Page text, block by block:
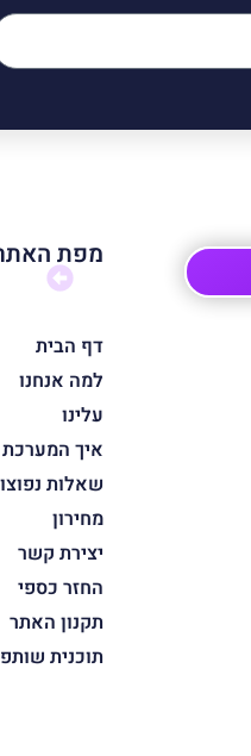
מפת
דף הבית
למה אנחנו
עלינו
איך
שאלות
מחירון
יצירת קשר
החזר כספי
תקנון האתר
תוכנית